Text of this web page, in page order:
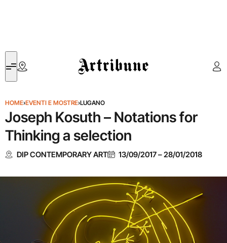
Artribune
HOME›EVENTI E MOSTRE›LUGANO
Joseph Kosuth – Notations for
Thinking a selection
DIP CONTEMPORARY ART 13/09/2017–28/01/2018